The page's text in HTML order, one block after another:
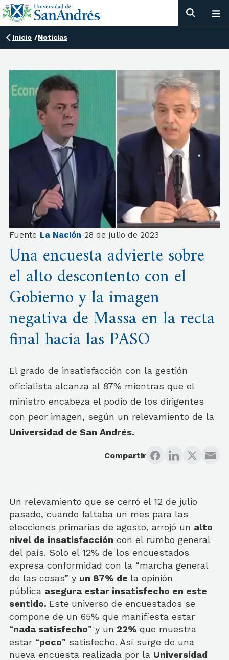
Inicio /Noticias
Fuente La Nación 28 de julio de 2023
Una encuesta advierte sobre
el alto descontento con el
Gobierno y la imagen
negativa de Massa en la recta
final hacia las PASO
El grado de insatisfacción con la gestión
oficialista alcanza al 87% mientras que el
ministro encabeza el podio de los dirigentes
con peor imagen, según un relevamiento de la
Universidad de San Andrés.
Compartir
Un relevamiento que se cerró el 12 de julio
pasado, cuando faltaba un mes para las
elecciones primarias de agosto, arrojó un alto
nivel de insatisfacción con el rumbo general
del país. Solo el 12% de los encuestados
expresa conformidad con la “marcha general
de las cosas” y un 87% de la opinión
pública asegura estar insatisfecho en este
sentido. Este universo de encuestados se
compone de un 65% que manifiesta estar
“nada satisfecho” y un 22% que muestra
estar “poco” satisfecho. Así surge de una
nueva encuesta realizada por la Universidad